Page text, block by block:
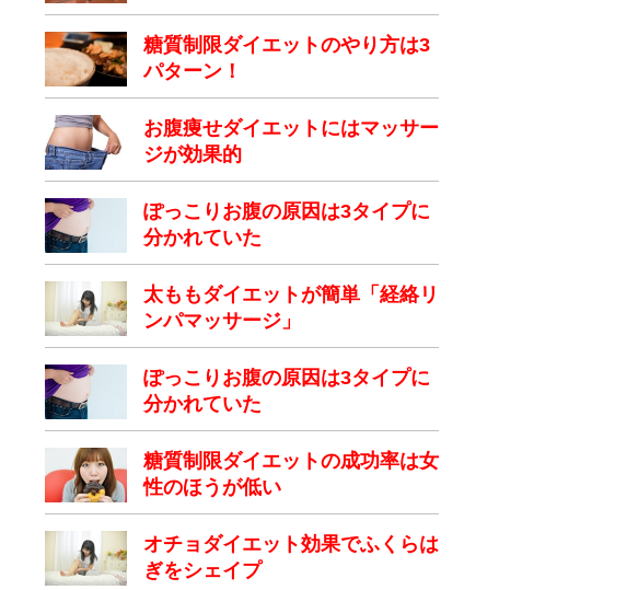
糖質制限ダイエットのやり方は3
パターン！
お腹痩せダイエットにはマッサー
ジが効果的
ぽっこりお腹の原因は3タイプに
分かれていた
太ももダイエットが簡単「経絡リ
ンパマッサージ」
ぽっこりお腹の原因は3タイプに
分かれていた
糖質制限ダイエットの成功率は女
性のほうが低い
オチョダイエット効果でふくらは
ぎをシェイプ